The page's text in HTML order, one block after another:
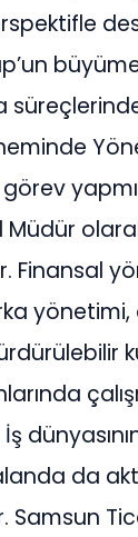
Müdür
Finansal
da
Samsun